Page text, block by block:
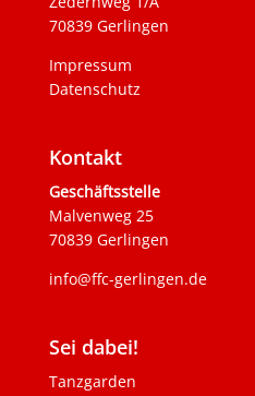
70839 Gerlingen
Impressum
Datenschutz
Kontakt
Geschäftsstelle
Malvenweg 25
70839 Gerlingen
info@ffc-gerlingen.de
Sei dabei!
Tanzgarden